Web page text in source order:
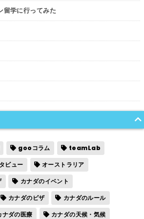
留学に行ってみた
gooコラム
teamLab
ビュー
オーストラリア
カナダのイベント
カナダのビザ
カナダのルール
ナダの医療
カナダの天候・気候